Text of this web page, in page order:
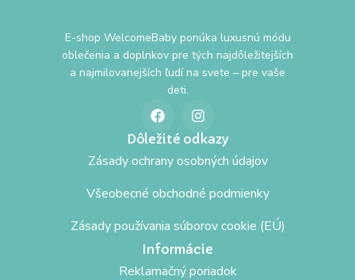
E-shop WelcomeBaby ponúka luxusnú módu
oblečenia a doplnkov pre tých najdôležitejších
a najmilovanejších ľudí na svete – pre vaše
deti.
Dôležité odkazy
Zásady ochrany osobných údajov
Všeobecné obchodné podmienky
Zásady používania súborov cookie (EÚ)
Informácie
Reklamačný poriadok